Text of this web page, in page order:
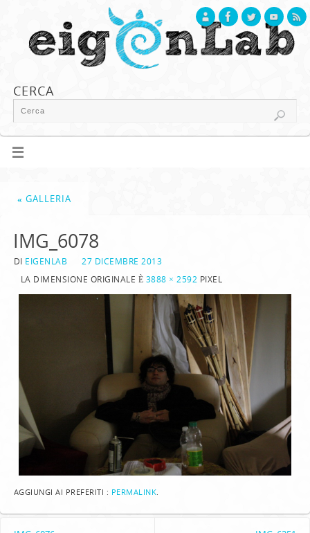
CERCA
« GALLERIA
IMG_6078
DI EIGENLAB
27 DICEMBRE 2013
LA DIMENSIONE ORIGINALE È 3888 × 2592 PIXEL
AGGIUNGI AI PREFERITI : PERMALINK.